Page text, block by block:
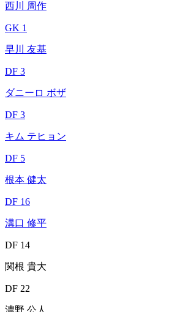
西川 周作
GK 1
早川 友基
DF 3
ダニーロ ボザ
DF 3
キム テヒョン
DF 5
根本 健太
DF 16
溝口 修平
DF 14
関根 貴大
DF 22